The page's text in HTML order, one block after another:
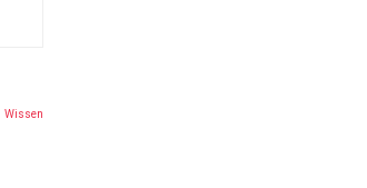
Wissen